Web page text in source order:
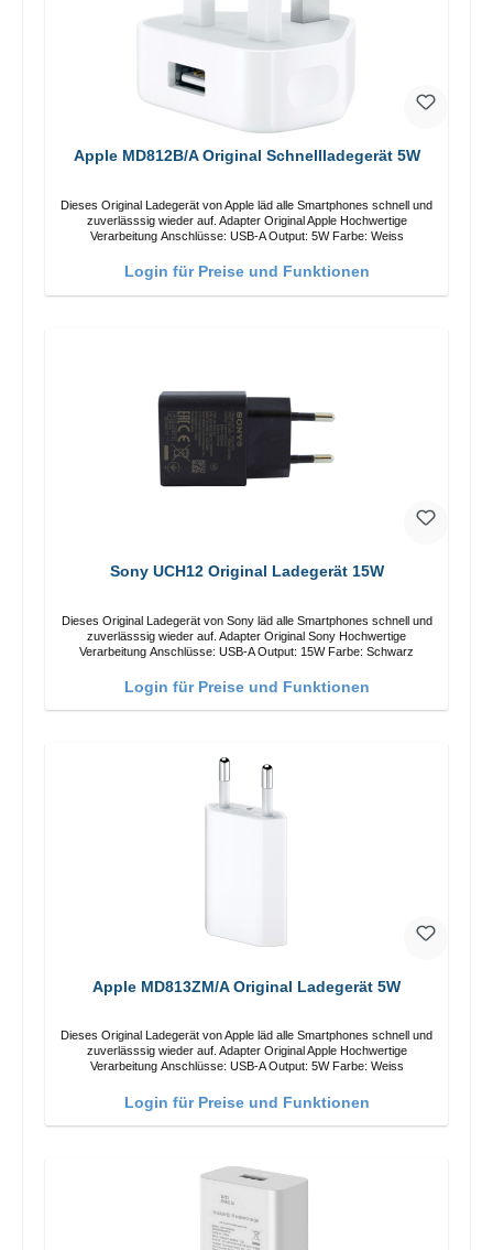
Apple MD812B/A Original Schnellladegerät 5W
Dieses Original Ladegerät von Apple läd alle Smartphones schnell und
zuverlässsig wieder auf. Adapter Original Apple Hochwertige
Verarbeitung Anschlüsse: USB-A Output: 5W Farbe: Weiss
Login für Preise und Funktionen
Sony UCH12 Original Ladegerät 15W
Dieses Original Ladegerät von Sony läd alle Smartphones schnell und
zuverlässsig wieder auf. Adapter Original Sony Hochwertige
Verarbeitung Anschlüsse: USB-A Output: 15W Farbe: Schwarz
Login für Preise und Funktionen
Apple MD813ZM/A Original Ladegerät 5W
Dieses Original Ladegerät von Apple läd alle Smartphones schnell und
zuverlässsig wieder auf. Adapter Original Apple Hochwertige
Verarbeitung Anschlüsse: USB-A Output: 5W Farbe: Weiss
Login für Preise und Funktionen